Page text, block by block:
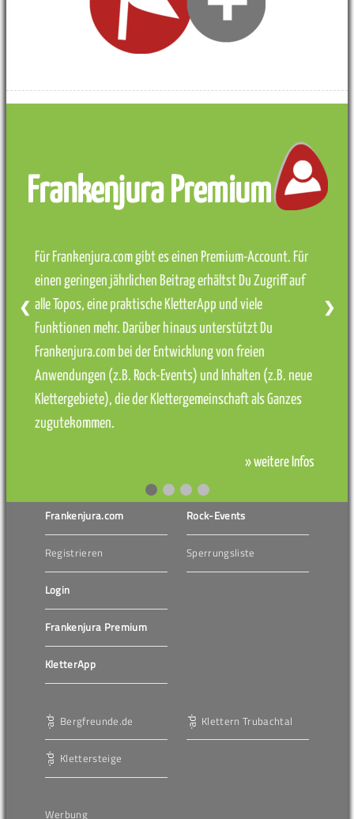
Frankenjura Premium
Für Frankenjura.com gibt es einen Premium-Account. Für
einen geringen jährlichen Beitrag erhältst Du Zugriff auf
alle Topos, eine praktische KletterApp und viele
Funktionen mehr. Darüber hinaus unterstützt Du
Frankenjura.com bei der Entwicklung von freien
Anwendungen (z.B. Rock-Events) und Inhalten (z.B. neue
Klettergebiete), die der Klettergemeinschaft als Ganzes
zugutekommen.
» weitere Infos
❮ ❯
Frankenjura.com
Registrieren
Login
Frankenjura Premium
KletterApp
Rock-Events
Sperrungsliste
Bergfreunde.de
Klettersteige
Klettern Trubachtal
Werbung